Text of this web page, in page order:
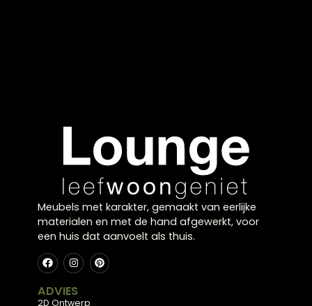
Gebruik het als statement piece of combineer
meerdere elementen voor een dynamisch effect.
Zo ontstaat er een levendige en unieke wand.